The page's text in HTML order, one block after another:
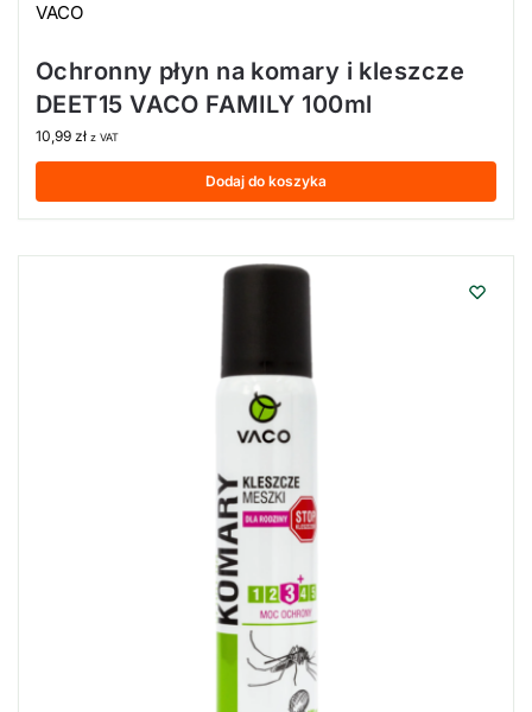
VACO
Ochronny płyn na komary i kleszcze
DEET15 VACO FAMILY 100ml
10,99 zł z VAT
Dodaj do koszyka